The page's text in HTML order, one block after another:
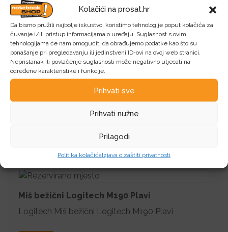
Kolačići na prosat.hr
Da bismo pružili najbolje iskustvo, koristimo tehnologije poput kolačića za
čuvanje i/ili pristup informacijama o uređaju. Suglasnost s ovim
tehnologijama će nam omogućiti da obrađujemo podatke kao što su
ponašanje pri pregledavanju ili jedinstveni ID-ovi na ovoj web stranici.
Nepristanak ili povlačenje suglasnosti može negativno utjecati na
određene karakteristike i funkcije.
Prihvati sve
Prihvati nužne
Prilagodi
Politika kolačićaIzjava o zaštiti privatnosti
Miš bežični Logitech M280
Logitech Miš bežični Logitech M280
Miš bežični Logitech M190 Plavi
Logitech Miš bežični Logitech M190 Plavi